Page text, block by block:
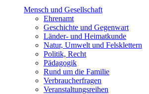
Mensch und Gesellschaft
Ehrenamt
Geschichte und Gegenwart
Länder- und Heimatkunde
Natur, Umwelt und Felsklettern
Politik, Recht
Pädagogik
Rund um die Familie
Verbraucherfragen
Veranstaltungsreihen